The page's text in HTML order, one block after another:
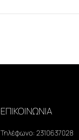
ΕΠΙΚΟΙΝΩΝΙΑ
Τηλέφωνο: 2310637028